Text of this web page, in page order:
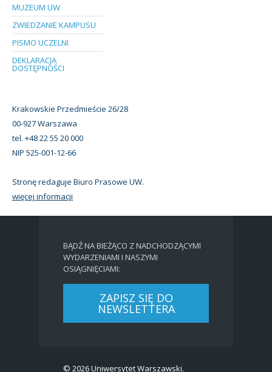
MUZEUM UW
ZWIEDZANIE KAMPUSU
PISMO UCZELNI
DEKLARACJA
DOSTĘPNOŚCI
Krakowskie Przedmieście 26/28
00-927 Warszawa
tel. +48 22 55 20 000
NIP 525-001-12-66
Stronę redaguje Biuro Prasowe UW.
więcej informacji
BĄDŹ NA BIEŻĄCO Z NADCHODZĄCYMI
WYDARZENIAMI I NASZYMI
OSIĄGNIĘCIAMI:
ZAPISZ SIĘ DO
NEWSLETTERA
© 2026 Uniwersytet Warszawski.